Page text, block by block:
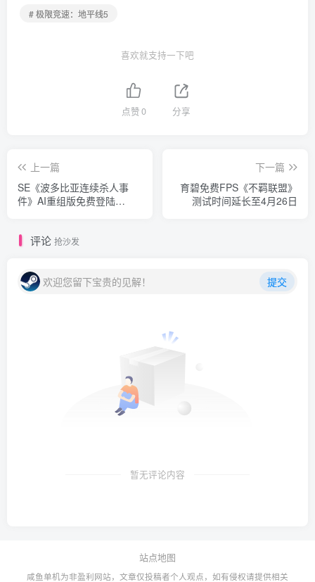
# 极限竞速：地平线5
喜欢就支持一下吧
点赞0 分享
上一篇
SE《波多比亚连续杀人事
件》AI重组版免费登陆
下一篇
育碧免费FPS《不羁联盟》
测试时间延长至4月26日
评论 抢沙发
欢迎您留下宝贵的见解！ 提交
暂无评论内容
站点地图
咸鱼单机为非盈利网站，文章仅投稿者个人观点，如有侵权请提供相关